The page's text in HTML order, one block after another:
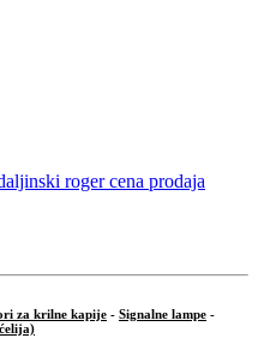
za krilne kapije - Signalne lampe -